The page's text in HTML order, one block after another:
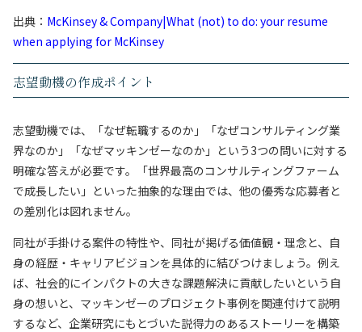
出典： McKinsey & Company|What (not) to do: your resume
when applying for McKinsey
志望動機の作成ポイント
志望動機では、「なぜ転職するのか」「なぜコンサルティング業
界なのか」「なぜマッキンゼーなのか」という3つの問いに対する
明確な答えが必要です。「世界最高のコンサルティングファーム
で成長したい」といった抽象的な理由では、他の優秀な応募者と
の差別化は図れません。
同社が手掛ける案件の特性や、同社が掲げる価値観・理念と、自
身の経歴・キャリアビジョンを具体的に結びつけましょう。例え
ば、社会的にインパクトの大きな課題解決に貢献したいという自
身の想いと、マッキンゼーのプロジェクト事例を関連付けて説明
するなど、企業研究にもとづいた説得力のあるストーリーを構築